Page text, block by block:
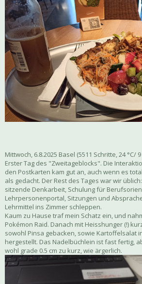
Mittwoch, 6.8.2025 Basel (5511 Schritte, 24 °C/ 9
Erster Tag des "Zweitageblocks". Die
den Postkarten kam gut an, auch wenn es
als gedacht. Der Rest des Tages war wir
sitzende Denkarbeit, Schulung für
Lehrpersonenportal, Sitzungen und
Lehrmittel ins Zimmer schleppen.
Kaum zu Hause traf mein Schatz ein, und
Pokémon Raid. Danach mit Heisshunger (!)
sowohl Pinsa gebacken, sowie Kartoffelsalat
hergestellt. Das Nadelbüchlein ist fast fertig,
wohl grade 0.5 cm zu kurz, wie ärgerlich.